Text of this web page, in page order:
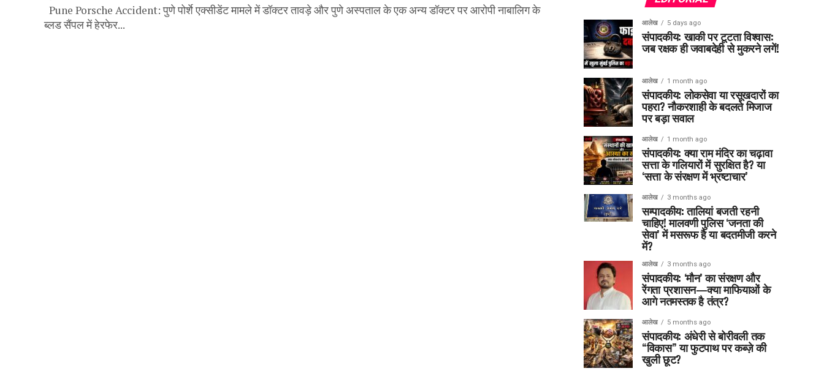
Pune Porsche Accident: पुणे पोर्शे एक्सीडेंट मामले में डॉक्टर तावड़े और पुणे अस्पताल के एक अन्य डॉक्टर पर आरोपी नाबालिग के
ब्लड सैंपल में हेरफेर...
आलेख 5 days ago
संपादकीय: खाकी पर टूटता विश्वास:
जब रक्षक ही जवाबदेही से मुकरने लगें!
आलेख 1 month ago
संपादकीय: लोकसेवा या रसूखदारों का
पहरा? नौकरशाही के बदलते मिजाज
पर बड़ा सवाल
आलेख 1 month ago
संपादकीय: क्या राम मंदिर का चढ़ावा
सत्ता के गलियारों में सुरक्षित है? या
‘सत्ता के संरक्षण में भ्रष्टाचार’
आलेख 3 months ago
सम्पादकीय: तालियां बजती रहनी
चाहिए! मालवणी पुलिस ‘जनता की
सेवा’ में मसरूफ है या बदतमीजी करने
में?
आलेख 3 months ago
संपादकीय: ‘मौन’ का संरक्षण और
रेंगता प्रशासन—क्या माफियाओं के
आगे नतमस्तक है तंत्र?
आलेख 5 months ago
संपादकीय: अंधेरी से बोरीवली तक
“विकास” या फुटपाथ पर कब्ज़े की
खुली छूट?